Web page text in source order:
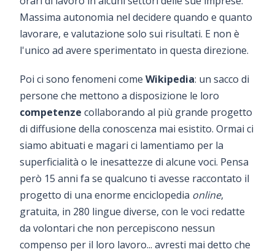
Massima autonomia nel decidere quando e quanto
lavorare, e valutazione solo sui risultati. E non è
l'unico ad avere sperimentato in questa direzione.
Poi ci sono fenomeni comeWikipedia: un sacco di
persone che mettono a disposizione le loro
competenze collaborando al più grande progetto
di diffusione della conoscenza mai esistito. Ormai ci
siamo abituati e magari ci lamentiamo per la
superficialità o le inesattezze di alcune voci. Pensa
però 15 anni fa se qualcuno ti avesse raccontato il
progetto di una enorme enciclopedia online,
gratuita, in 280 lingue diverse, con le voci redatte
da volontari che non percepiscono nessun
compenso per il loro lavoro... avresti mai detto che